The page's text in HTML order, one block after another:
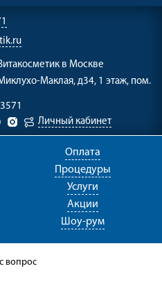
в Москве
Маклая, д34, 1 этаж, пом.
Личный кабинет
Оплата
Процедуры
Услуги
Акции
Шоу-рум
вопрос